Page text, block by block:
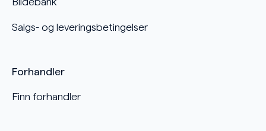
Salgs- og leveringsbetingelser
Forhandler
Finn forhandler